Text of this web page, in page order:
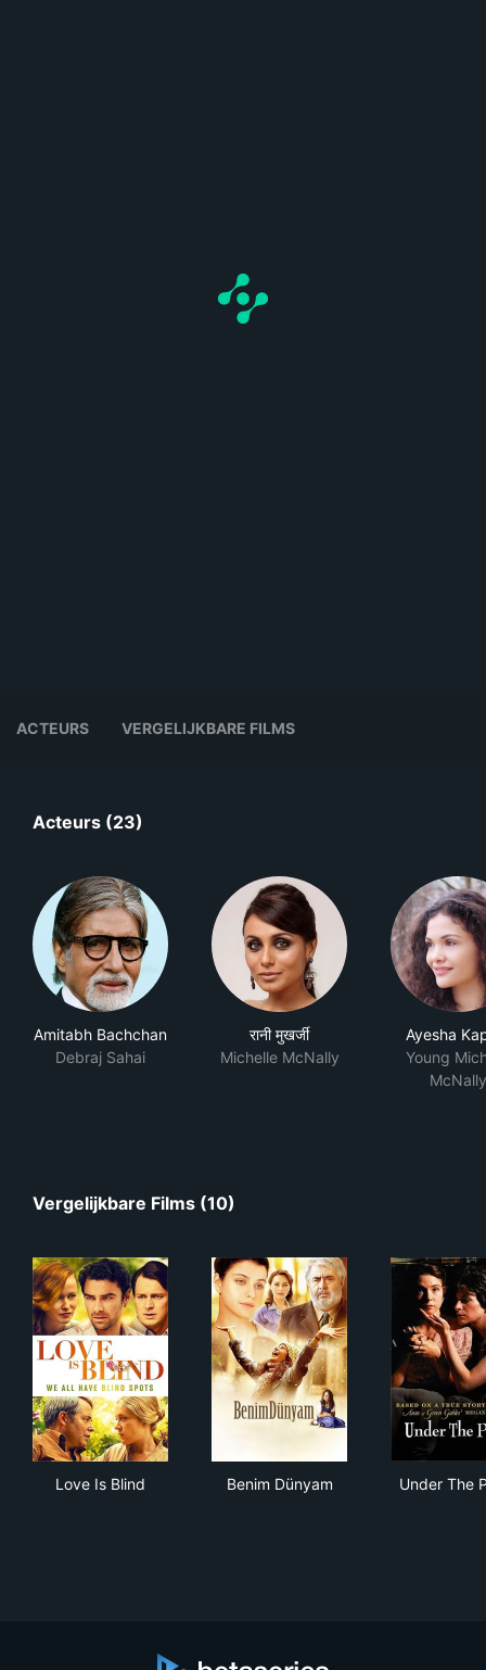
ACTEURS VERGELIJKBARE FILMS
Acteurs (23)
Amitabh Bachchan
Debraj Sahai
रानी मुखर्जी
Michelle McNally
Ayesha
Young
McNally
Vergelijkbare Films (10)
Love Is Blind Benim Dünyam Under The